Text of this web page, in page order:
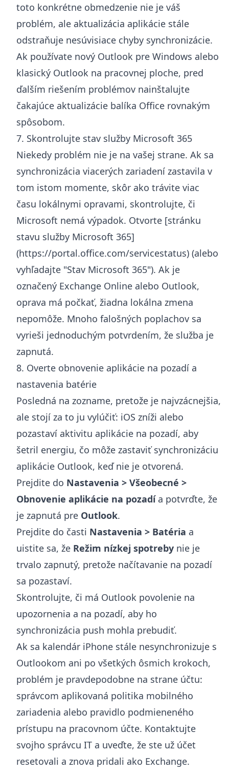
toto konkrétne obmedzenie nie je váš
problém, ale aktualizácia aplikácie stále
odstraňuje nesúvisiace chyby synchronizácie.
Ak používate nový Outlook pre Windows alebo
klasický Outlook na pracovnej ploche, pred
ďalším riešením problémov nainštalujte
čakajúce aktualizácie balíka Office rovnakým
spôsobom.
7. Skontrolujte stav služby Microsoft 365
Niekedy problém nie je na vašej strane. Ak sa
synchronizácia viacerých zariadení zastavila v
tom istom momente, skôr ako trávite viac
času lokálnymi opravami, skontrolujte, či
Microsoft nemá výpadok. Otvorte [stránku
stavu služby Microsoft 365]
(https://portal.office.com/servicestatus) (alebo
vyhľadajte "Stav Microsoft 365"). Ak je
označený Exchange Online alebo Outlook,
oprava má počkať, žiadna lokálna zmena
nepomôže. Mnoho falošných poplachov sa
vyrieši jednoduchým potvrdením, že služba je
zapnutá.
8. Overte obnovenie aplikácie na pozadí a
nastavenia batérie
Posledná na zozname, pretože je najvzácnejšia,
ale stojí za to ju vylúčiť: iOS zníži alebo
pozastaví aktivitu aplikácie na pozadí, aby
šetril energiu, čo môže zastaviť synchronizáciu
aplikácie Outlook, keď nie je otvorená.
Prejdite do Nastavenia > Všeobecné >
Obnovenie aplikácie na pozadía potvrďte, že
je zapnutá pre Outlook.
Prejdite do časti Nastavenia > Batéria a
uistite sa, že Režim nízkej spotreby nie je
trvalo zapnutý, pretože načítavanie na pozadí
sa pozastaví.
Skontrolujte, či má Outlook povolenie na
upozornenia a na pozadí, aby ho
synchronizácia push mohla prebudiť.
Ak sa kalendár iPhone stále nesynchronizuje s
Outlookom ani po všetkých ôsmich krokoch,
problém je pravdepodobne na strane účtu:
správcom aplikovaná politika mobilného
zariadenia alebo pravidlo podmieneného
prístupu na pracovnom účte. Kontaktujte
svojho správcu IT a uveďte, že ste už účet
resetovali a znova pridali ako Exchange.